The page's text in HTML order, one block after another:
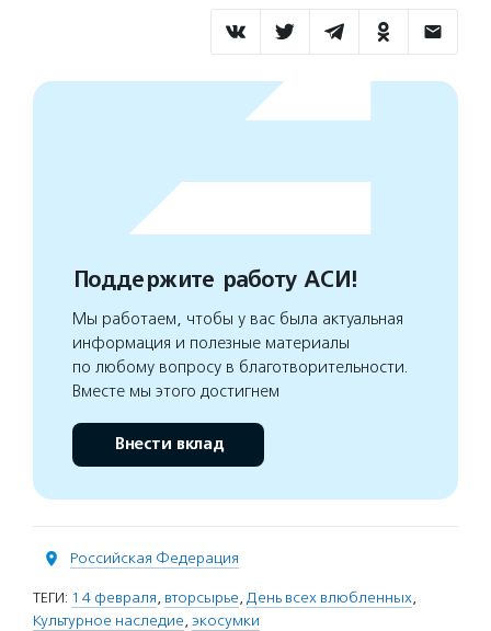
Поддержите работу АСИ!
Мы работаем, чтобы у вас была актуальная
информация и полезные материалы
по любому вопросу в благотворительности.
Вместе мы этого достигнем
Внести вклад
Российская Федерация
ТЕГИ: 14 февраля, вторсырье, День всех влюбленных,
Культурное наследие, экосумки